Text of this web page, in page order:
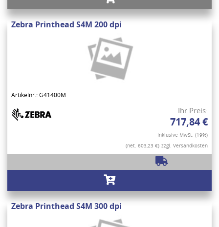
Zebra Printhead S4M 200 dpi
Artikelnr.: G41400M
Ihr Preis:
717,84 €
Inklusive MwSt. (19%)
(net. 603,23 €) zzgl. Versandkosten
Zebra Printhead S4M 300 dpi